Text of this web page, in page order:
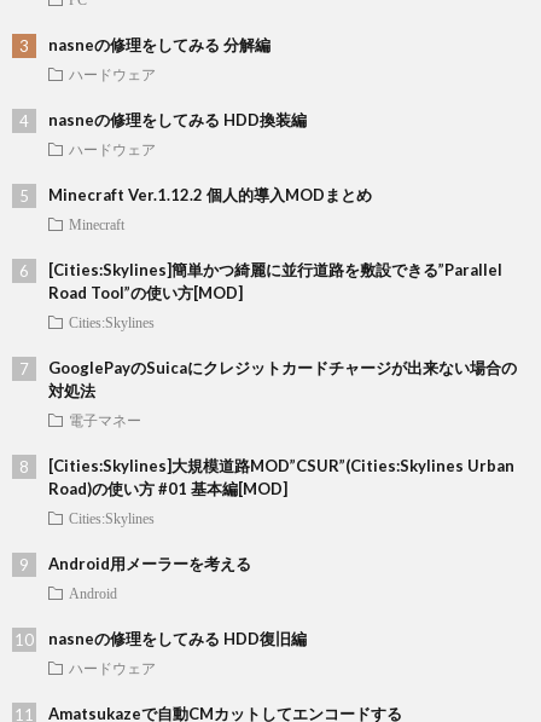
nasneの修理をしてみる 分解編
ハードウェア
nasneの修理をしてみる HDD換装編
ハードウェア
Minecraft Ver.1.12.2 個人的導入MODまとめ
Minecraft
[Cities:Skylines]簡単かつ綺麗に並行道路を敷設できる”Parallel
Road Tool”の使い方[MOD]
Cities:Skylines
GooglePayのSuicaにクレジットカードチャージが出来ない場合の
対処法
電子マネー
[Cities:Skylines]大規模道路MOD”CSUR”(Cities:Skylines Urban
Road)の使い方 #01 基本編[MOD]
Cities:Skylines
Android用メーラーを考える
Android
nasneの修理をしてみる HDD復旧編
ハードウェア
Amatsukazeで自動CMカットしてエンコードする